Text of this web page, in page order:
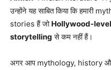
उन्होंने यह साबित किया कि हमारी
stories हैं जो Hollywood-
storytelling से कम नहीं हैं।
अगर आप mythology, history